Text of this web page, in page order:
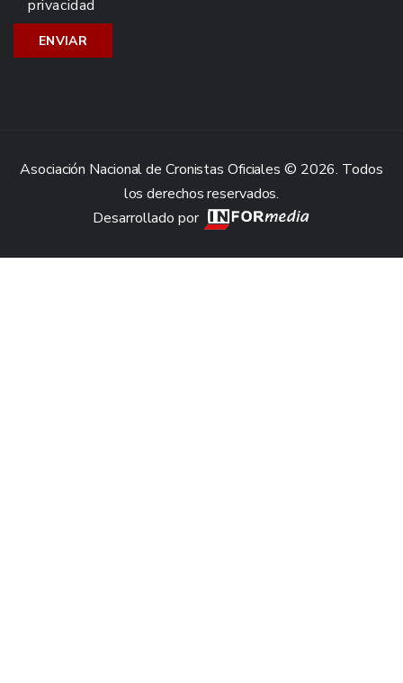
privacidad
Asociación Nacional de Cronistas Oficiales © 2026. Todos
los derechos reservados.
Desarrollado por